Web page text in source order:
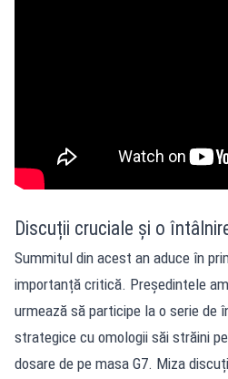
Discuții cruciale și o
Summitul din acest an aduce în
importanță critică. Președintele
urmează să participe la o serie de
strategice cu omologii săi străini
dosare de pe masa G7. Miza